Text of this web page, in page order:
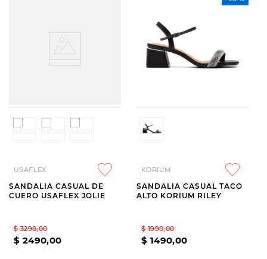
USAFLEX
SANDALIA CASUAL DE
CUERO USAFLEX JOLIE
$ 3290,00
$ 2490,00
KORIUM
SANDALIA CASUAL TACO
ALTO KORIUM RILEY
$ 1990,00
$ 1490,00